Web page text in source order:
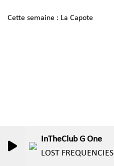
InTheClub G One
LOST FREQUENCIES
0
Cette semaine : La Capote